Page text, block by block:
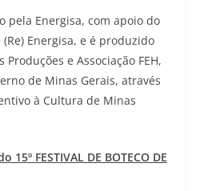
pela Energisa, com apoio do
Energisa, e é produzido
e Associação FEH,
de Minas Gerais, através
à Cultura de Minas
15º FESTIVAL DE BOTECO DE